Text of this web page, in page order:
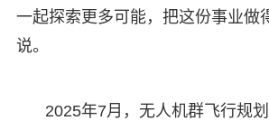
一起探索更多可能，把这份事业做
说。
2025年7月，无人机群飞行规